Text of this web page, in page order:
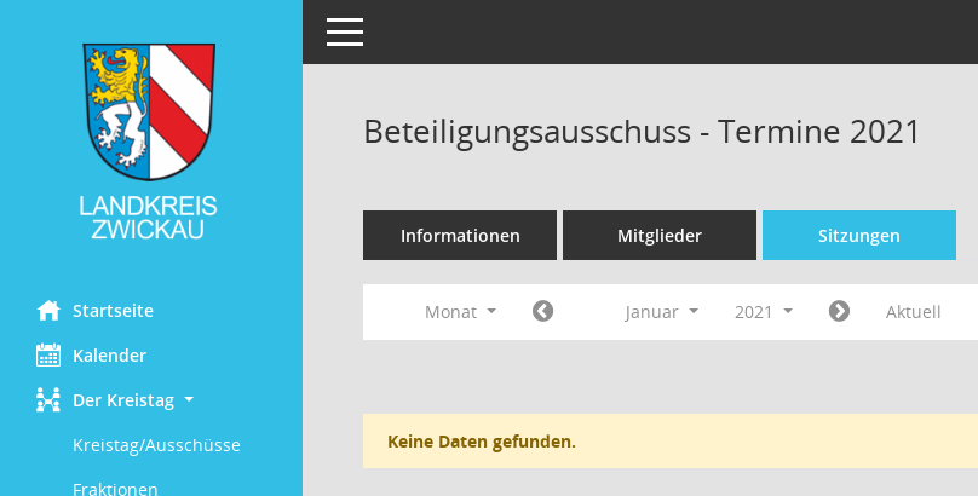
Startseite
Kalender
Der Kreistag
Kreistag/Ausschüsse
Fraktionen
Toggle navigation
Beteiligungsausschuss - Termine 2021
Informationen Mitglieder Sitzungen
Monat Januar 2021 Aktuell
Keine Daten gefunden.